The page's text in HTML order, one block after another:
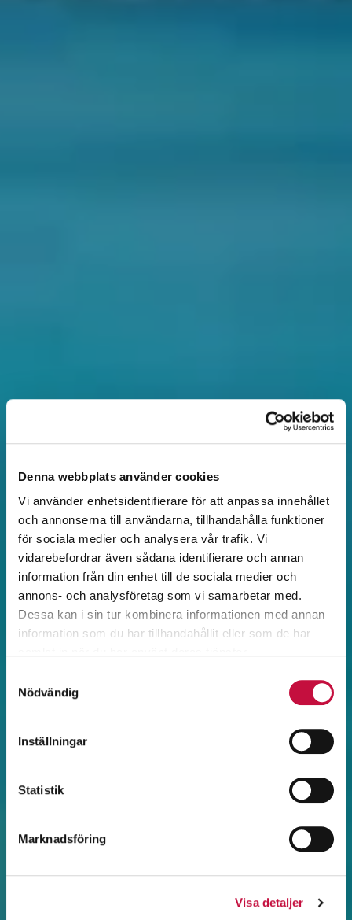
Denna webbplats använder cookies
Vi använder enhetsidentifierare för att anpassa innehållet
och annonserna till användarna, tillhandahålla funktioner
för sociala medier och analysera vår trafik. Vi
vidarebefordrar även sådana identifierare och annan
information från din enhet till de sociala medier och
annons- och analysföretag som vi samarbetar med.
Dessa kan i sin tur kombinera informationen med annan
information som du har tillhandahållit eller som de har
Nödvändig
Inställningar
Statistik
Marknadsföring
Visa detaljer